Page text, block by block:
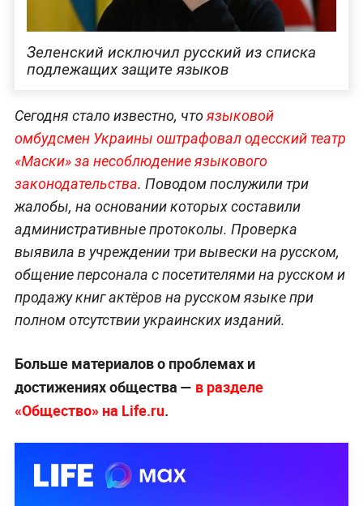
Зеленский исключил русский из списка
подлежащих защите языков
Сегодня стало известно, чтоязыковой
омбудсмен Украины оштрафовал одесский театр
«Маски» за несоблюдение языкового
законодательства. Поводом послужили три
жалобы, на основании которых составили
административные протоколы. Проверка
выявила в учреждении три вывески на русском,
общение персонала с посетителями на русском и
продажу книг актёров на русском языке при
полном отсутствии украинских изданий.
Больше материалов о проблемах и
достижениях общества — в разделе
«Общество» на Life.ru.